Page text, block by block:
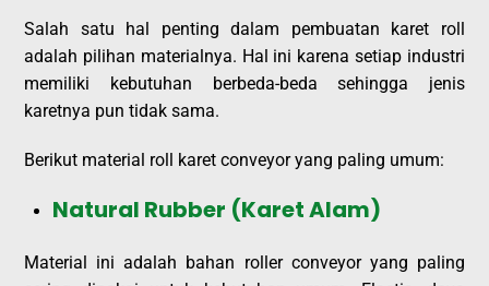
Salah satu hal penting dalam pembuatan karet roll
adalah pilihan materialnya. Hal ini karena setiap industri
memiliki kebutuhan berbeda-beda sehingga jenis
karetnya pun tidak sama.
Berikut material roll karet conveyor yang paling umum:
Natural Rubber (Karet Alam)
Material ini adalah bahan roller conveyor yang paling